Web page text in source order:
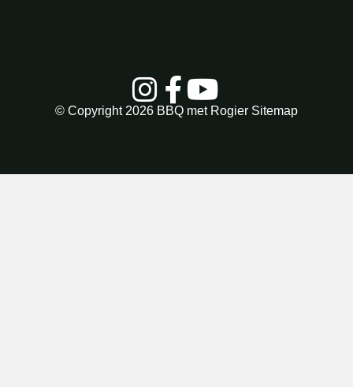
© Copyright 2026 BBQ met Rogier Sitemap